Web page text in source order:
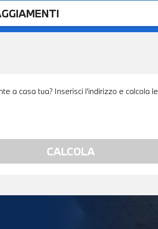
a casa tua? Inserisci l'indirizzo e calcola le